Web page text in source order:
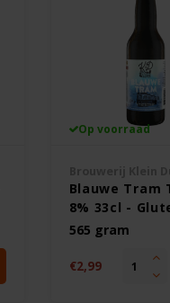
Op voorraad
Blauwe Tram
8% 33cl -
565 gram
€2,99